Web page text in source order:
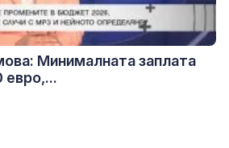
Минималната заплата
евро,...